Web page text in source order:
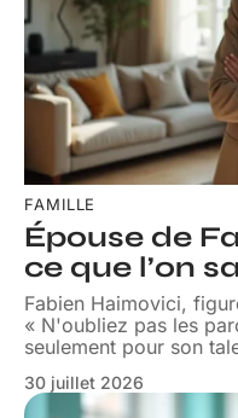
FAMILLE
Épouse de
ce que l’on
Fabien Haimovici,
« N'oubliez pas les
seulement pour son
30 juillet 2026